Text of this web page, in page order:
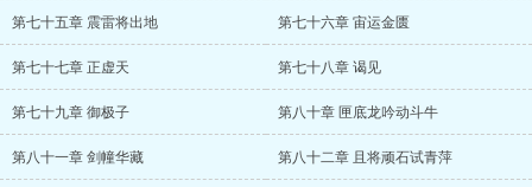
第七十五章 震雷将出地 第七十六章 宙运金匮
第七十七章 正虚天 第七十八章 谒见
第七十九章 御极子 第八十章 匣底龙吟动斗牛
第八十一章 剑幢华藏 第八十二章 且将顽石试青萍